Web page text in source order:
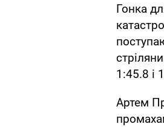
Гонка
1:45.8 і
Артем